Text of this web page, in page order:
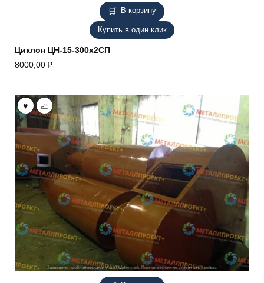
В корзину
Купить в один клик
Циклон ЦН-15-300х2СП
8000,00 ₽